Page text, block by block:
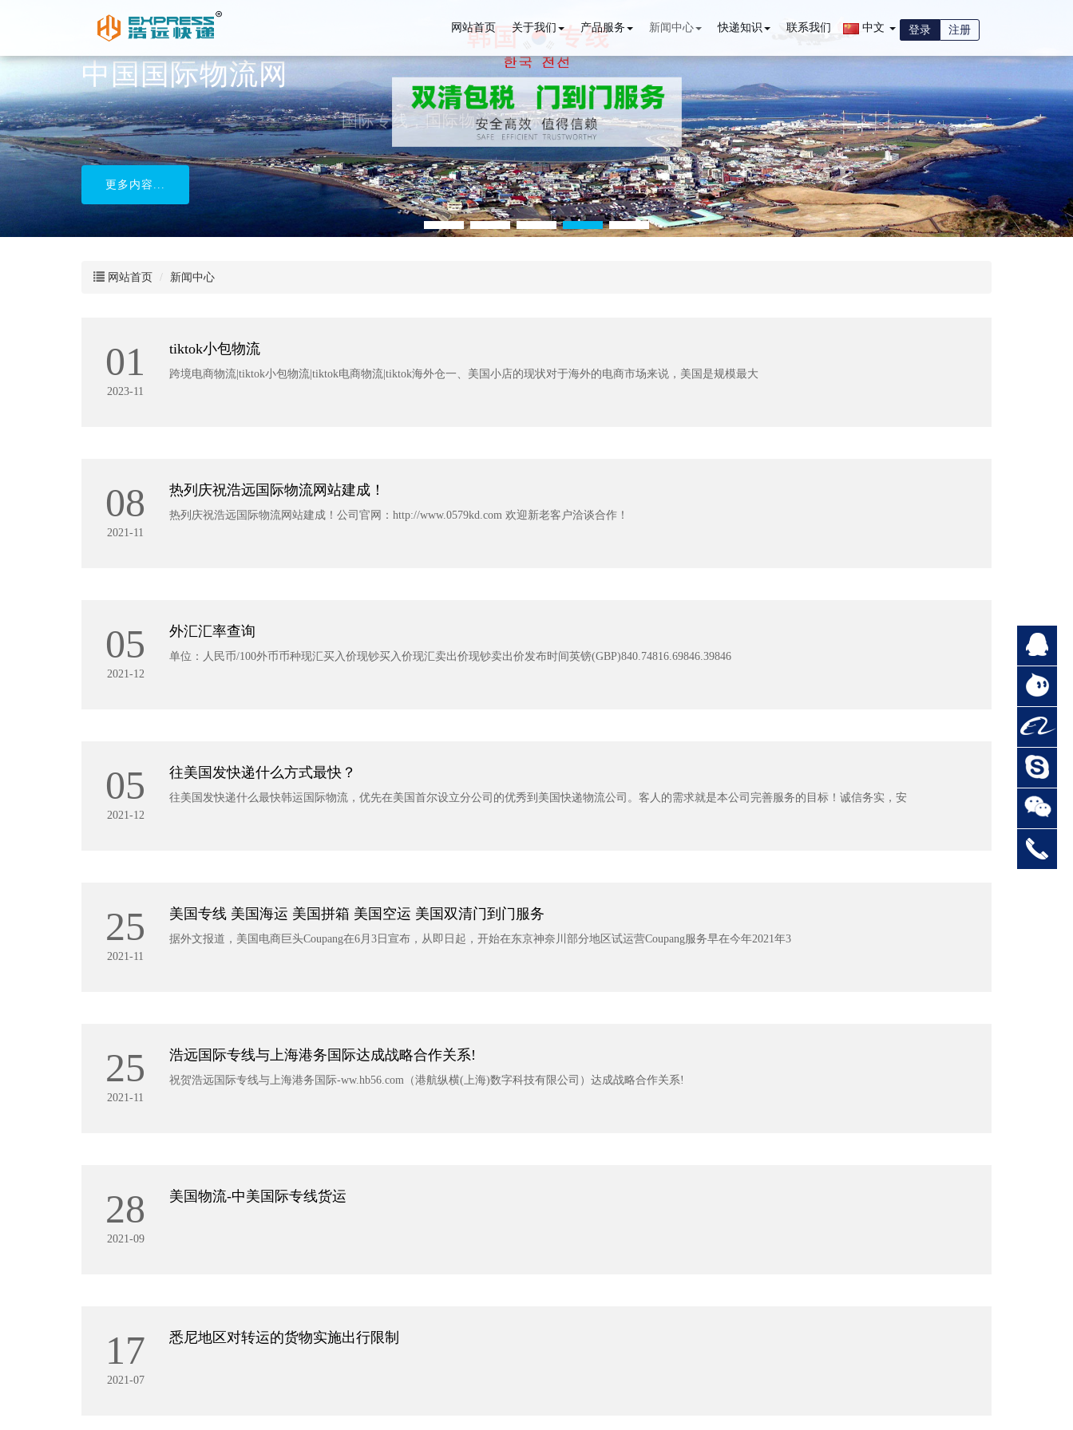
网站首页 关于我们 产品服务 新闻中心 快递知识 联系我们 中文 登录 注册
中国国际物流网
国际专线，国际物流，国际货运
更多内容...
网站首页 新闻中心
01
2023-11
​tiktok小包物流
跨境电商物流|tiktok小包物流|tiktok电商物流|tiktok海外仓一、美国小店的现状对于海外的电商市场来说，美国是规模最大
08
2021-11
热列庆祝浩远国际物流网站建成！
热列庆祝浩远国际物流网站建成！公司官网：http://www.0579kd.com 欢迎新老客户洽谈合作！
05
2021-12
外汇汇率查询
单位：人民币/100外币币种现汇买入价现钞买入价现汇卖出价现钞卖出价发布时间英镑(GBP)840.74816.69846.39846
05
2021-12
往美国发快递什么方式最快？
往美国发快递什么最快韩运国际物流，优先在美国首尔设立分公司的优秀到美国快递物流公司。客人的需求就是本公司完善服务的目标！诚信务实，安
25
2021-11
美国专线 美国海运 美国拼箱 美国空运 美国双清门到门服务
据外文报道，美国电商巨头Coupang在6月3日宣布，从即日起，开始在东京神奈川部分地区试运营Coupang服务早在今年2021年3
25
2021-11
浩远国际专线与上海港务国际达成战略合作关系!
祝贺浩远国际专线与上海港务国际-ww.hb56.com（港航纵横(上海)数字科技有限公司）达成战略合作关系!
28
2021-09
美国物流-中美国际专线货运
17
2021-07
悉尼地区对转运的货物实施出行限制